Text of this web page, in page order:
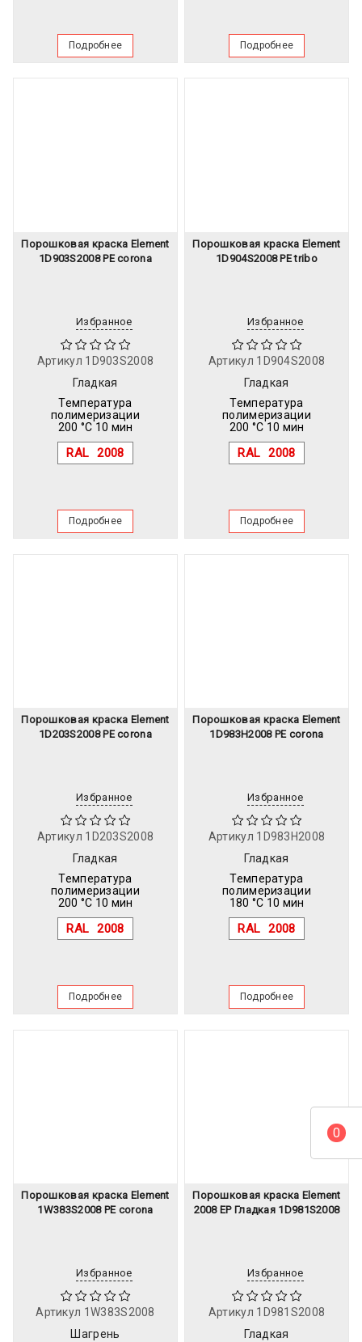
Подробнее Подробнее
Порошковая краска Element
1D903S2008 PE corona
Избранное
Артикул 1D903S2008
Гладкая
Температура
полимеризации
200 °C 10 мин
RAL 2008
Подробнее
Порошковая краска Element
1D904S2008 PE tribo
Избранное
Артикул 1D904S2008
Гладкая
Температура
полимеризации
200 °C 10 мин
RAL 2008
Подробнее
Порошковая краска Element
1D203S2008 PE corona
Избранное
Артикул 1D203S2008
Гладкая
Температура
полимеризации
200 °C 10 мин
RAL 2008
Подробнее
Порошковая краска Element
1D983H2008 PE corona
Избранное
Артикул 1D983H2008
Гладкая
Температура
полимеризации
180 °C 10 мин
RAL 2008
Подробнее
Порошковая краска Element
1W383S2008 PE corona
Избранное
Артикул 1W383S2008
Шагрень
Порошковая краска Element
2008 EP Гладкая 1D981S2008
Избранное
Артикул 1D981S2008
Гладкая
0